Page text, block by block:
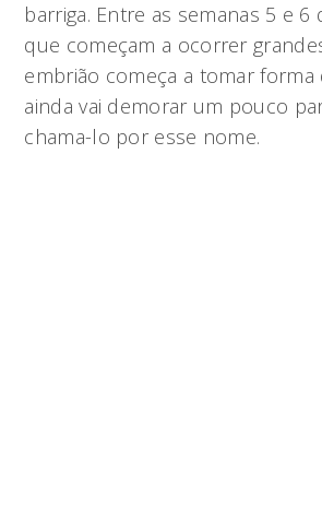
barriga. Entre as semanas 5 e 6
que começam a ocorrer
embrião começa a tomar forma
ainda vai demorar um pouco
chama-lo por esse nome.